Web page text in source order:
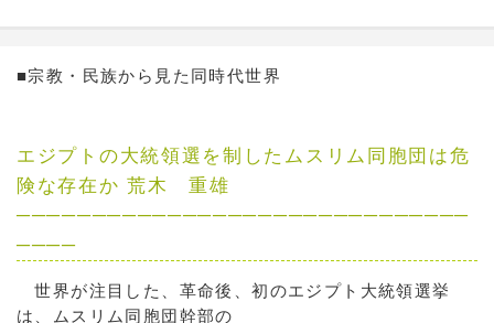
■宗教・民族から見た同時代世界
エジプトの大統領選を制したムスリム同胞団は危
険な存在か 荒木 重雄
──────────────────────────────
────
世界が注目した、革命後、初のエジプト大統領選挙
は、ムスリム同胞団幹部の